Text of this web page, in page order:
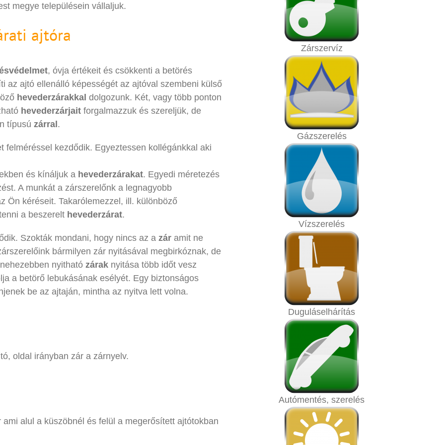
megye településein vállaljuk.
ajtóra
, óvja értékeit és csökkenti a betörés
az ajtó ellenálló képességét az ajtóval szembeni külső
hevederzárakkal dolgozunk. Két, vagy több ponton
hevederzárjait forgalmazzuk és szereljük, de
típusú zárral .
felméréssel kezdődik. Egyeztessen kollégánkkal aki
és kínáljuk a hevederzárakat. Egyedi méretezés
A munkát a zárszerelőnk a legnagyobb
Ön kéréseit. Takarólemezzel, ill. különböző
a beszerelt hevederzárat.
Szokták mondani, hogy nincs az a zár amit ne
bármilyen zár nyitásával megbirkóznak, de
nyitható zárak nyitása több időt vesz
a betörő lebukásának esélyét. Egy biztonságos
be az ajtaján, mintha az nyitva lett volna.
oldal irányban zár a zárnyelv.
alul a küszöbnél és felül a megerősített ajtótokban
Zárszervíz
Gázszerelés
Vízszerelés
Duguláselhárítás
Autómentés, szerelés